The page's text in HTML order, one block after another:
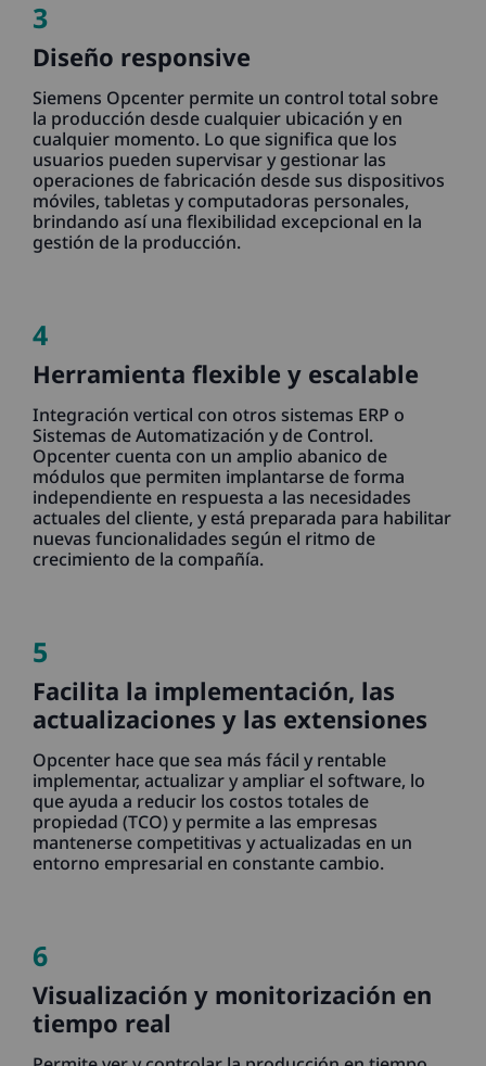
3
Diseño responsive
Siemens Opcenter permite un control total sobre
la producción desde cualquier ubicación y en
cualquier momento. Lo que significa que los
usuarios pueden supervisar y gestionar las
operaciones de fabricación desde sus dispositivos
móviles, tabletas y computadoras personales,
brindando así una flexibilidad excepcional en la
gestión de la producción.
4
Herramienta flexible y escalable
Integración vertical con otros sistemas ERP o
Sistemas de Automatización y de Control.
Opcenter cuenta con un amplio abanico de
módulos que permiten implantarse de forma
independiente en respuesta a las necesidades
actuales del cliente, y está preparada para habilitar
nuevas funcionalidades según el ritmo de
crecimiento de la compañía.
5
Facilita la implementación, las
actualizaciones y las extensiones
Opcenter hace que sea más fácil y rentable
implementar, actualizar y ampliar el software, lo
que ayuda a reducir los costos totales de
propiedad (TCO) y permite a las empresas
mantenerse competitivas y actualizadas en un
entorno empresarial en constante cambio.
6
Visualización y monitorización en
tiempo real